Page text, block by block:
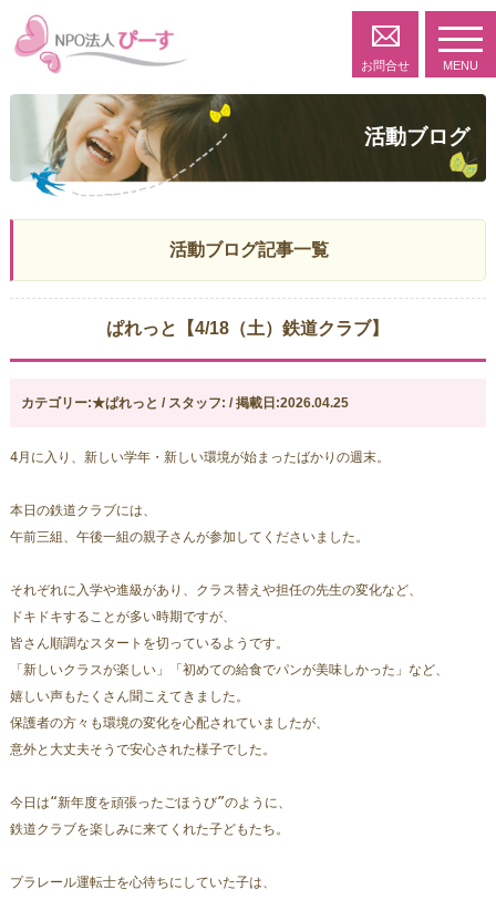
お問合せ MENU
活動ブログ
活動ブログ記事一覧
ぱれっと【4/18（土）鉄道クラブ】
カテゴリー:★ぱれっと / スタッフ: / 掲載日:2026.04.25
4月に入り、新しい学年・新しい環境が始まったばかりの週末。
本日の鉄道クラブには、
午前三組、午後一組の親子さんが参加してくださいました。
それぞれに入学や進級があり、クラス替えや担任の先生の変化など、
ドキドキすることが多い時期ですが、
皆さん順調なスタートを切っているようです。
「新しいクラスが楽しい」「初めての給食でパンが美味しかった」など、
嬉しい声もたくさん聞こえてきました。
保護者の方々も環境の変化を心配されていましたが、
意外と大丈夫そうで安心された様子でした。
今日は“新年度を頑張ったごほうび”のように、
鉄道クラブを楽しみに来てくれた子どもたち。
プラレール運転士を心待ちにしていた子は、